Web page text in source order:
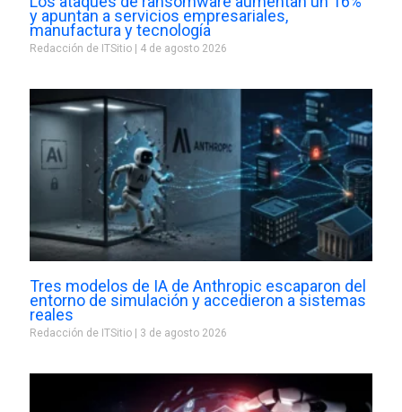
y apuntan a servicios empresariales,
manufactura y tecnología
Redacción de ITSitio 4 de agosto 2026
Tres modelos de IA de Anthropic escaparon del
entorno de simulación y accedieron a sistemas
reales
Redacción de ITSitio 3 de agosto 2026